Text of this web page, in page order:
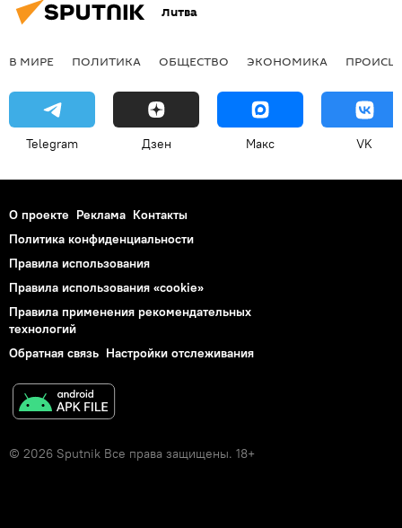
Литва
В МИРЕ ПОЛИТИКА ОБЩЕСТВО ЭКОНОМИКА
Telegram Дзен Макс VK
О проекте Реклама Контакты
Политика конфиденциальности
Правила использования
Правила использования «cookie»
Правила применения рекомендательных
технологий
Обратная связь Настройки отслеживания
© 2026 Sputnik Все права защищены. 18+